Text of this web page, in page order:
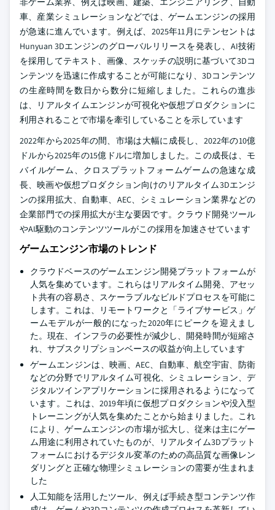
車、産業シミュレーションなどでは、ゲームエンジンの採用
が急速に進んでいます。例えば、2025年11月にテンセントは
Hunyuan 3Dエンジンのグローバルリリースを発表し、AI技術
を採用してテキスト、画像、スケッチの説明に基づいて3Dコ
ンテンツを迅速に作成することが可能になり、3Dコンテンツ
の生産時間を数日から数分に短縮しました。これらの進歩
は、リアルタイムエンジンが可視化や仮想プロダクションに
利用されることで市場を牽引していることを示しています
2022年から2025年の間、市場は大幅に成長し、2022年の10億
ドルから2025年の15億ドルに増加しました。この成長は、モ
バイルゲーム、クロスプラットフォームゲームの急速な成
長、映画や仮想プロダクション向けのリアルタイム3Dエンジ
ンの採用拡大、自動車、AEC、シミュレーション業界などの
企業部門での採用拡大が主な要因です。クラウド開発ツール
やAI駆動のコンテンツツールがこの採用を加速させています
ゲームエンジン市場のトレンド
クラウドベースのゲームエンジン開発プラットフォームが
人気を集めています。これらはリアルタイム開発、アセッ
ト共有の容易さ、スケーラブルなビルドプロセスを可能に
します。これは、リモートワークと「ライブサービス」ゲ
ームモデルが一般的になった2020年にピークを迎えまし
た。現在、インフラの必要性が減少し、開発時間が短縮さ
れ、サブスクリプションベースの収益が向上しています
ゲームエンジンは、映画、AEC、自動車、航空宇宙、防衛
などの分野でリアルタイム可視化、シミュレーション、デ
ジタルツインアプリケーションに採用されるようになって
います。これは、2019年頃に仮想プロダクションや没入型
トレーニングが人気を集めたことから始まりました。これ
により、ゲームエンジンの市場が拡大し、従来は主にゲー
ム用途に利用されていたものが、リアルタイム3Dプラット
フォームにおけるデジタル変革のための高品質な画像レン
ダリングと正確な物理シミュレーションの需要が生まれま
した
人工知能を活用したツール、例えば手続き型コンテンツ作